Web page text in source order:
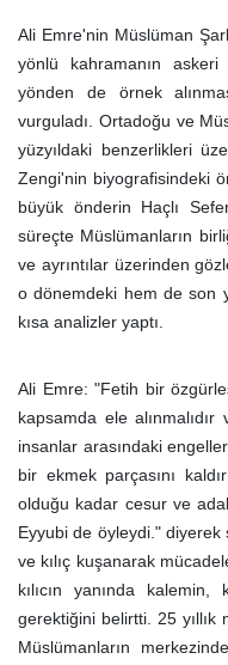
Ali Emre'nin Müslüman
yönlü kahramanın
yönden de örnek
vurguladı. Ortadoğu ve
yüzyıldaki benzerlikleri
Zengi'nin biyografisindeki
büyük önderin Haçlı
süreçte Müslümanların
ve ayrıntılar üzerinden
o dönemdeki hem de son
kısa analizler yaptı.
Ali Emre: "Fetih bir
kapsamda ele
insanlar arasındaki
bir ekmek parçasını
olduğu kadar cesur ve
Eyyubi de öyleydi."
ve kılıç kuşanarak
kılıcın yanında kalemin,
gerektiğini belirtti. 25 yıllık
Müslümanların